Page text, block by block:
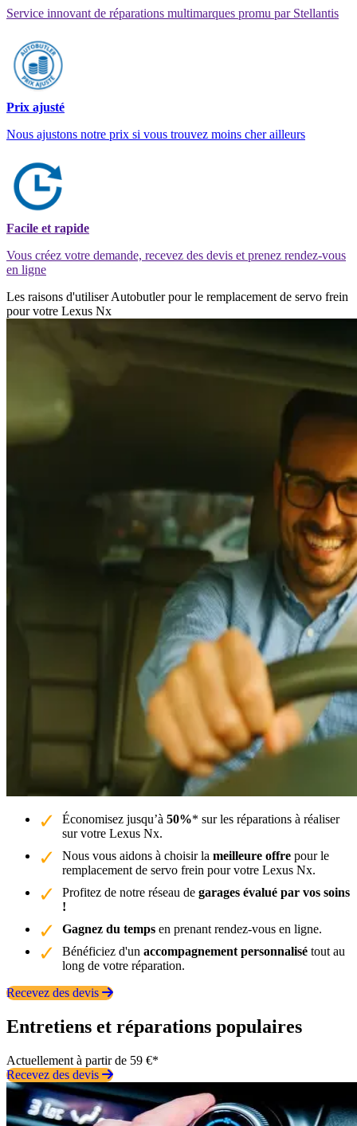
Service innovant de réparations multimarques promu par Stellantis
Prix ajusté
Nous ajustons notre prix si vous trouvez moins cher ailleurs
Facile et rapide
Vous créez votre demande, recevez des devis et prenez rendez-vous
en ligne
Les raisons d'utiliser Autobutler pour le remplacement de servo frein
pour votre Lexus Nx
Économisez jusqu’à 50%* sur les réparations à réaliser
sur votre Lexus Nx.
Nous vous aidons à choisir la meilleure offre pour le
remplacement de servo frein pour votre Lexus Nx.
Profitez de notre réseau de garages évalué par vos soins
!
Gagnez du temps en prenant rendez-vous en ligne.
Bénéficiez d'un accompagnement personnalisé tout au
long de votre réparation.
Recevez des devis
Entretiens et réparations populaires
Actuellement à partir de 59 €*
Recevez des devis